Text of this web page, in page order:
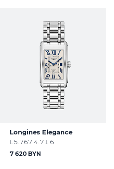
Longines Elegance
L5.767.4.71.6
7 620 BYN